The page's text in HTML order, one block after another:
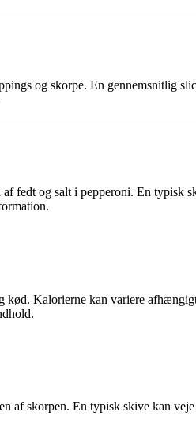
og skorpe. En gennemsnitlig
fedt og salt i pepperoni. En typisk
Kalorierne kan variere
af skorpen. En typisk skive kan